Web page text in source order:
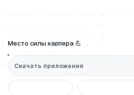
Место силы каппера 💪
Скачать приложения